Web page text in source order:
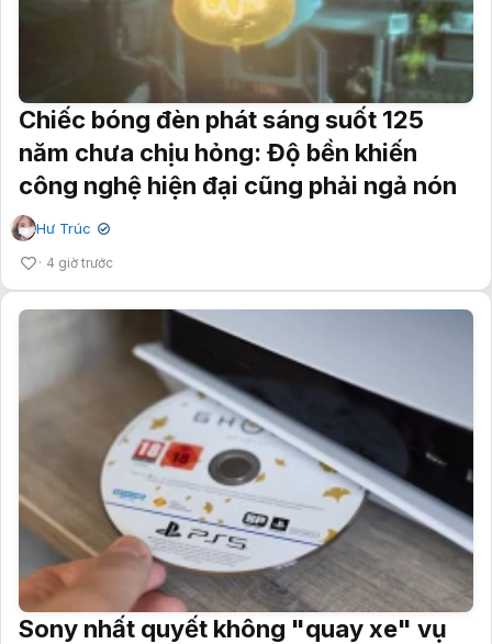
Chiếc bóng đèn phát sáng suốt 125
năm chưa chịu hỏng: Độ bền khiến
công nghệ hiện đại cũng phải ngả nón
Hư Trúc ✔
4 giờ trước
Sony nhất quyết không "quay xe" vụ